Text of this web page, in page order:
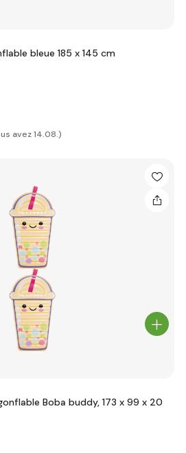
bleue 185 x 145 cm
avez 14.08.)
Boba buddy, 173 x 99 x 20